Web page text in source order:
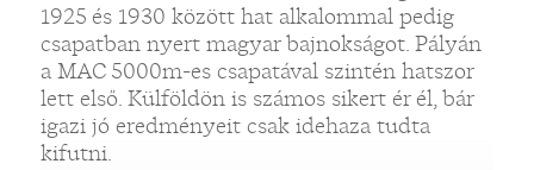
1925 és 1930 között hat alkalommal pedig
csapatban nyert magyar bajnokságot. Pályán
a MAC 5000m-es csapatával szintén hatszor
lett első. Külföldön is számos sikert ér él, bár
igazi jó eredményeit csak idehaza tudta
kifutni.